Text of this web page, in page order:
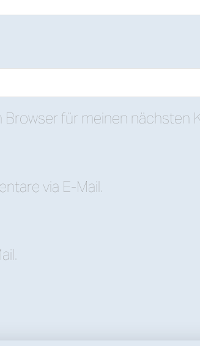
für meinen nächsten
via E-Mail.